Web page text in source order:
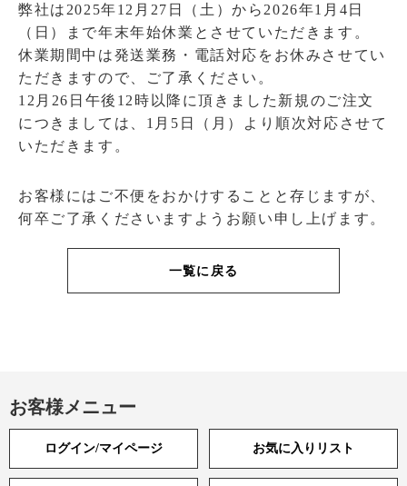
弊社は2025年12月27日（土）から2026年1月4日
（日）まで年末年始休業とさせていただきます。
休業期間中は発送業務・電話対応をお休みさせてい
ただきますので、ご了承ください。
12月26日午後12時以降に頂きました新規のご注文
につきましては、1月5日（月）より順次対応させて
いただきます。
お客様にはご不便をおかけすることと存じますが、
何卒ご了承くださいますようお願い申し上げます。
一覧に戻る
お客様メニュー
ログイン/マイページ お気に入りリスト